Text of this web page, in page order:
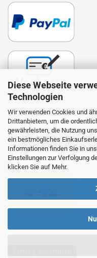
Diese Webseite
Technologien
Wir verwenden Cookies und
Drittanbietern, um die
gewährleisten, die Nutzung
ein bestmögliches
Informationen finden Sie in
Einstellungen zur Verfolgung
klicken Sie auf Mehr.
Lieferung
Die Zustellung erfolgt
Packstationen.